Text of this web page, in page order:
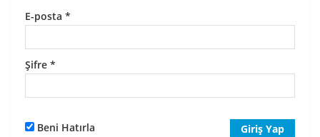
E-posta *
Şifre *
Beni Hatırla Giriş Yap